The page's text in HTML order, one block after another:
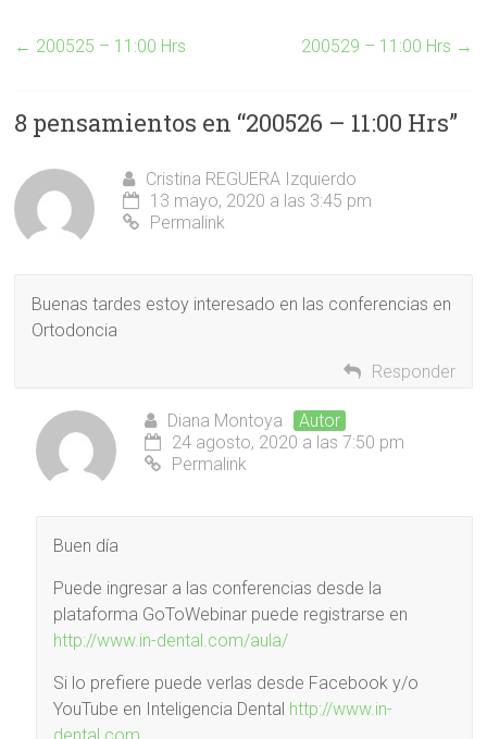
← 200525 – 11:00 Hrs 200529 – 11:00 Hrs →
8 pensamientos en “200526 – 11:00 Hrs”
Cristina REGUERA Izquierdo
13 mayo, 2020 a las 3:45 pm
Permalink
Buenas tardes estoy interesado en las conferencias en
Ortodoncia
Responder
Diana Montoya
Autor
24 agosto, 2020 a las 7:50 pm
Permalink
Buen día
Puede ingresar a las conferencias desde la
plataforma GoToWebinar puede registrarse en
http://www.in-dental.com/aula/
Si lo prefiere puede verlas desde Facebook y/o
YouTube en Inteligencia Dental http://www.in-